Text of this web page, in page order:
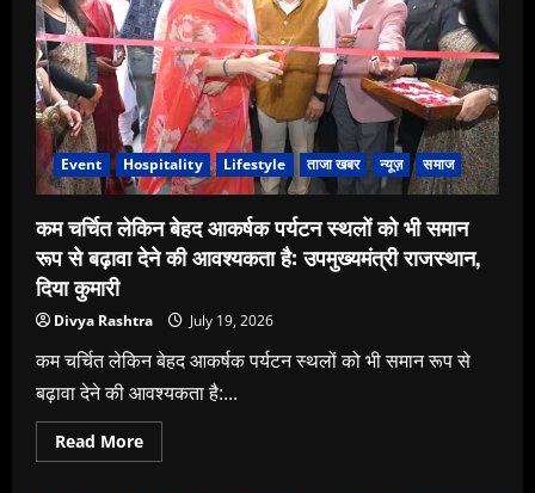
नए
ट्रेंड्स
पर
मंथन
Event Hospitality Lifestyle ताजा खबर न्यूज़ समाज
कम चर्चित लेकिन बेहद आकर्षक पर्यटन स्थलों को भी समान
रूप से बढ़ावा देने की आवश्यकता है: उपमुख्यमंत्री राजस्थान,
दिया कुमारी
Divya Rashtra July 19, 2026
कम चर्चित लेकिन बेहद आकर्षक पर्यटन स्थलों को भी समान रूप से
बढ़ावा देने की आवश्यकता है:...
Read MoreRead
more